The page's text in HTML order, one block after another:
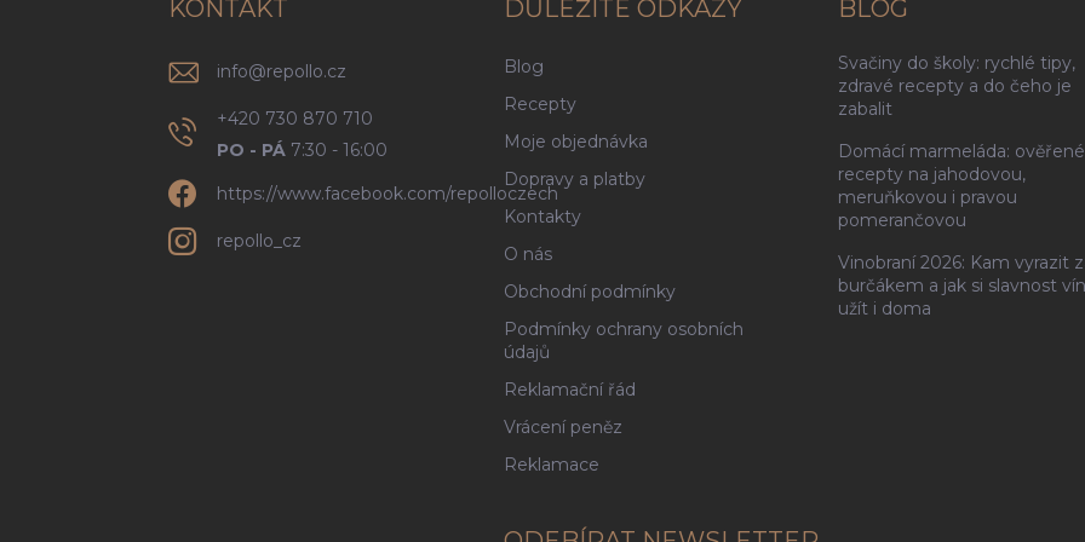
KONTAKT
info@repollo.cz
+420 730 870 710
PO - PÁ 7:30 - 16:00
https://www.facebook.com/repolloczech
repollo_cz
DŮLEŽITÉ ODKAZY
Blog
Recepty
Moje objednávka
Dopravy a platby
Kontakty
O nás
Obchodní podmínky
Podmínky ochrany osobních
údajů
Reklamační řád
Vrácení peněz
Reklamace
BLOG
Svačiny do školy: rychlé tipy,
zdravé recepty a do čeho je
zabalit
Domácí marmeláda: ověřené
recepty na jahodovou,
meruňkovou i pravou
pomerančovou
Vinobraní 2026: Kam vyrazit
burčákem a jak si slavnost
užít i doma